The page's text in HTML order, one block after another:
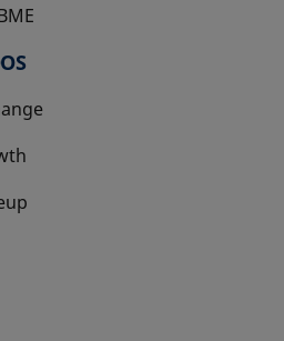
una pestaña nueva
una pestaña nueva
una pestaña nueva
una pestaña nueva
una pestaña nueva